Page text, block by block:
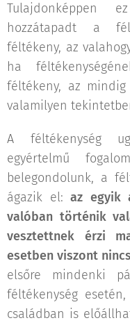
hozzátapadt a
féltékeny, az
ha
féltékeny, az
valamilyen
A féltékenység
egyértelmű
belegondolunk, a
ágazik el:az egyik
valóban történik
vesztettnek érzi
esetben viszont
elsőre mindenki
féltékenység
családban is